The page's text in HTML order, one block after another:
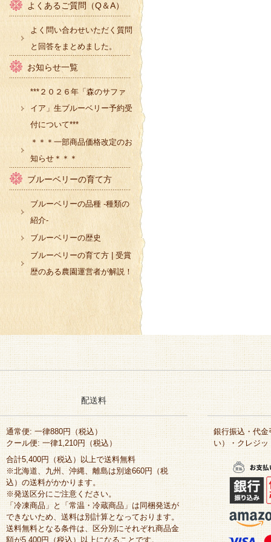
よくあるご質問（Q＆A）
よく問い合わせいただく質問
と回答をまとめました。
お知らせ一覧
***２０２６年「森のサファ
イア」生ブルーベリー予約受
付について***
＊＊＊一部商品価格改定のお
知らせ＊＊＊
ブルーベリーの育て方
ブルーベリーの品種 -種類の
紹介-
ブルーベリーの歴史
ブルーベリーの育て方 | 受賞
歴のある農園運営者が解説！
配送料
通常便: 一律880円（税込）
クール便: 一律1,210円（税込）
合計5,400円（税込）以上で送料無料
※北海道、九州、沖縄、離島は別途660円（税
込）の送料がかかります。
※発送区分にご注意ください。
「冷凍商品」と「常温・冷蔵商品」は同梱発送が
できないため、送料は別計算となっております。
送料無料となる条件は、区分別にそれぞれ商品金
額が5,400円（税込）以上になることです。
銀行振込・代
い）・クレジッ